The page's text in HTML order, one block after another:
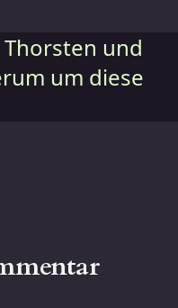
und
um diese